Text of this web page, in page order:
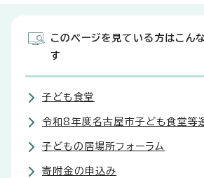
このページを見ている方はこん
す
子ども食堂
令和8年度名古屋市子ども食堂等
子どもの居場所フォーラム
寄附金の申込み